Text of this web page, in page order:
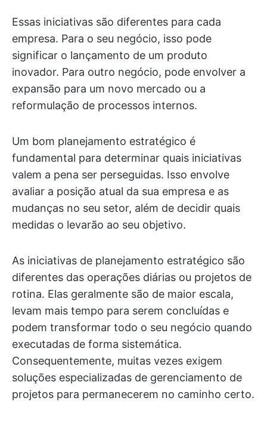
Essas iniciativas são diferentes para cada
empresa. Para o seu negócio, isso pode
significar o lançamento de um produto
inovador. Para outro negócio, pode envolver a
expansão para um novo mercado ou a
reformulação de processos internos.
Um bom planejamento estratégico é
fundamental para determinar quais iniciativas
valem a pena ser perseguidas. Isso envolve
avaliar a posição atual da sua empresa e as
mudanças no seu setor, além de decidir quais
medidas o levarão ao seu objetivo.
As iniciativas de planejamento estratégico são
diferentes das operações diárias ou projetos de
rotina. Elas geralmente são de maior escala,
levam mais tempo para serem concluídas e
podem transformar todo o seu negócio quando
executadas de forma sistemática.
Consequentemente, muitas vezes exigem
soluções especializadas de gerenciamento de
projetos para permanecerem no caminho certo.